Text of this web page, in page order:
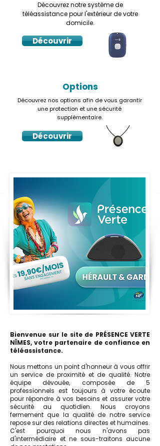
Découvrez notre système de
téléassistance pour l'extérieur de votre
domicile.
Découvrir
Options
Découvrez nos options afin de vous garantir
une protection et une sécurité
supplémentaire.
Découvrir
Bienvenue sur le site de PRÉSENCE VERTE
NÎMES, votre partenaire de confiance en
téléassistance.
Nous mettons un point d'honneur à vous offrir
un service de proximité et de qualité. Notre
équipe dévouée, composée de 5
professionnels est toujours à votre écoute
pour répondre à vos besoins et assurer votre
sécurité au quotidien. Nous croyons
fermement que la qualité de notre service
repose sur des relations directes et humaines.
C'est pourquoi nous n'avons pas
d'intermédiaire et ne sous-traitons aucune